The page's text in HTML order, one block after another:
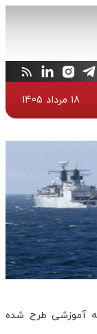
18 مرداد 1405
آموزشی طرح شده